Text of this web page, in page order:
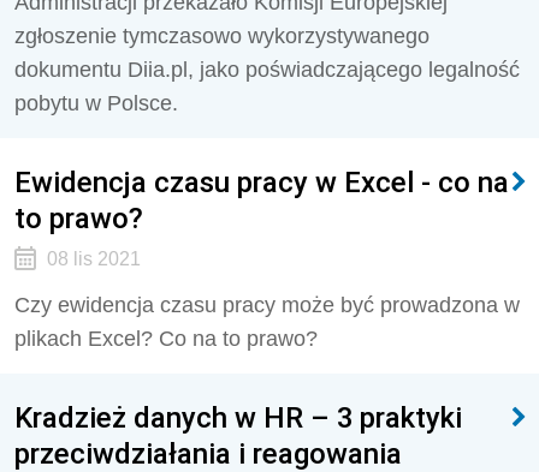
zgłoszenie tymczasowo wykorzystywanego
dokumentu Diia.pl, jako poświadczającego legalność
pobytu w Polsce.
Ewidencja czasu pracy w Excel - co na
to prawo?
08 lis 2021
Czy ewidencja czasu pracy może być prowadzona w
plikach Excel? Co na to prawo?
Kradzież danych w HR – 3 praktyki
przeciwdziałania i reagowania